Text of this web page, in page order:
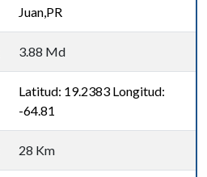
Juan,PR
3.88 Md
Latitud: 19.2383 Longitud:
-64.81
28 Km